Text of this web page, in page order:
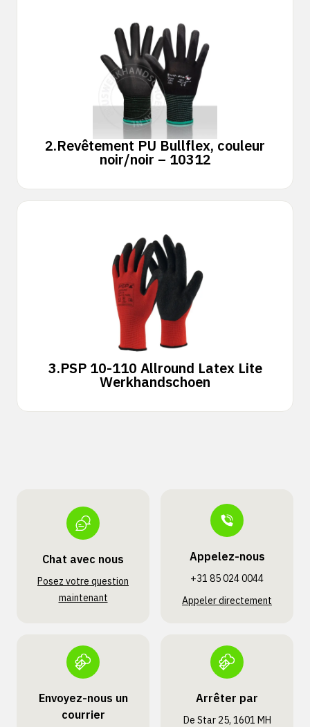
2.Revêtement PU Bullflex, couleur
noir/noir – 10312
3.PSP 10-110 Allround Latex Lite
Werkhandschoen
Chat avec nous
Posez votre question
maintenant
Appelez-nous
+31 85 024 0044
Appeler directement
Envoyez-nous un
courrier
Arrêter par
De Star 25, 1601 MH